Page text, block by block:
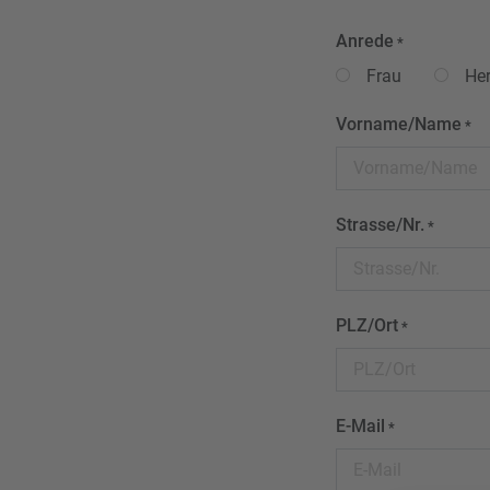
Anrede *
Frau
Vorname/Name *
Strasse/Nr. *
PLZ/Ort *
E-Mail *